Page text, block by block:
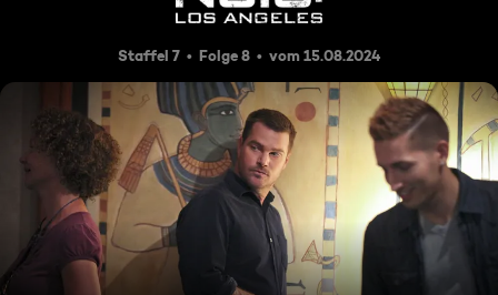
Staffel 7 Folge 8 vom 15.08.2024